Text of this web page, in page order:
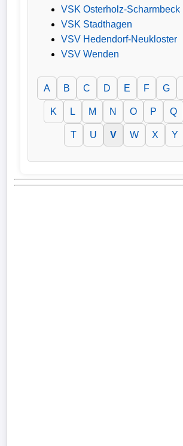
VSK Osterholz-Scharmbeck
VSK Stadthagen
VSV Hedendorf-Neukloster
VSV Wenden
A B C D E F G
K L M N O P Q
T U V W X Y